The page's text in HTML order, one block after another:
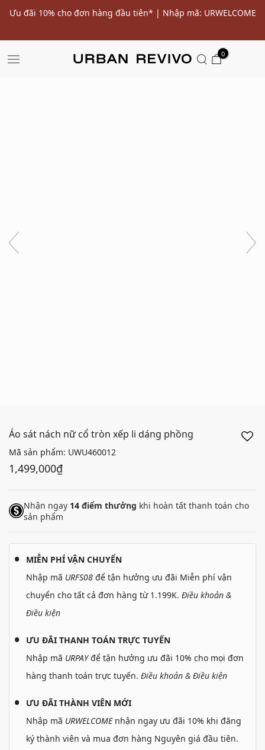
Ưu đãi 10% cho đơn hàng đầu tiên* | Nhập mã: URWELCOME
0
Áo sát nách nữ cổ tròn xếp li dáng phồng
Mã sản phẩm: UWU460012
1,499,000₫
Nhận ngay 14 điểm thưởng khi hoàn tất thanh toán cho
sản phẩm
MIỄN PHÍ VẬN CHUYỂN
Nhập mã URFS08 để tận hưởng ưu đãi Miễn phí vận
chuyển cho tất cả đơn hàng từ 1.199K. Điều khoản &
Điều kiện
ƯU ĐÃI THANH TOÁN TRỰC TUYẾN
Nhập mã URPAYđể tận hưởng ưu đãi 10% cho mọi đơn
hàng thanh toán trực tuyến. Điều khoản & Điều kiện
ƯU ĐÃI THÀNH VIÊN MỚI
Nhập mã URWELCOMEnhận ngay ưu đãi 10% khi đăng
ký thành viên và mua đơn hàng Nguyên giá đầu tiên.
SALE